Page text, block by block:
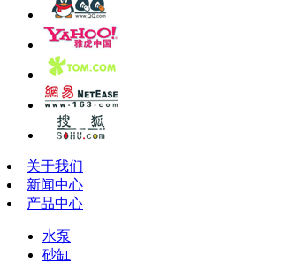
关于我们
新闻中心
产品中心
水泵
砂缸